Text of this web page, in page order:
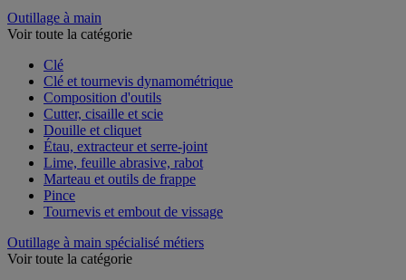
Outillage à main
Voir toute la catégorie
Clé
Clé et tournevis dynamométrique
Composition d'outils
Cutter, cisaille et scie
Douille et cliquet
Étau, extracteur et serre-joint
Lime, feuille abrasive, rabot
Marteau et outils de frappe
Pince
Tournevis et embout de vissage
Outillage à main spécialisé métiers
Voir toute la catégorie